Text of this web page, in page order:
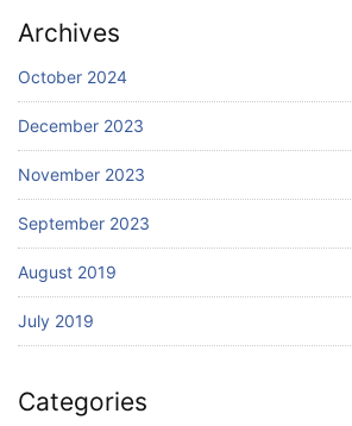
Archives
October 2024
December 2023
November 2023
September 2023
August 2019
July 2019
Categories